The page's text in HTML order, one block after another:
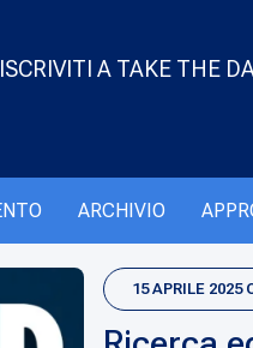
ISCRIVITI A TAKE THE
ARCHIVIO
15 APRILE 2025